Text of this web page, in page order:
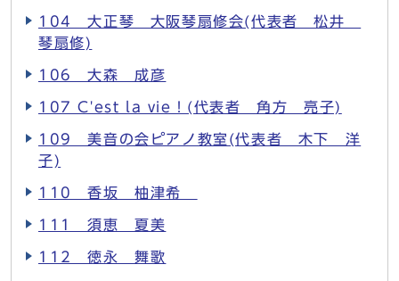
104 大正琴 大阪琴扇修会(代表者 松井
琴扇修)
106 大森 成彦
107 C'est la vie！(代表者 角方 亮子)
109 美音の会ピアノ教室(代表者 木下 洋
子)
110 香坂 柚津希
111 須恵 夏美
112 徳永 舞歌